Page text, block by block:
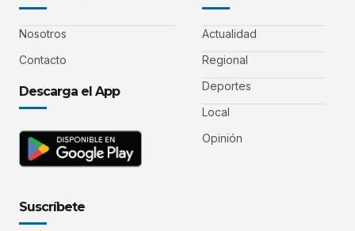
Nosotros
Contacto
Descarga el App
Actualidad
Regional
Deportes
Local
Opinión
Suscríbete